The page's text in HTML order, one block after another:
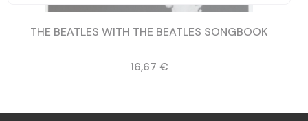
THE BEATLES WITH THE BEATLES SONGBOOK
Preis
16,67 €